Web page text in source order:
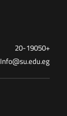
+20-19050
Info@su.edu.eg